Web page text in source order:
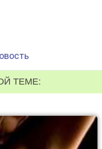
ТЕМЕ: